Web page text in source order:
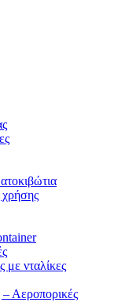
χρήσης
με νταλίκες
Αεροπορικές